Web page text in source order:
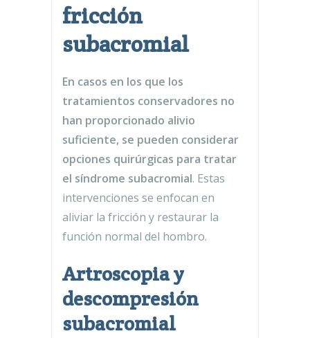
fricción
subacromial
En casos en los que los
tratamientos conservadores no
han proporcionado alivio
suficiente, se pueden considerar
opciones quirúrgicas para tratar
el síndrome subacromial. Estas
intervenciones se enfocan en
aliviar la fricción y restaurar la
función normal del hombro.
Artroscopia y
descompresión
subacromial